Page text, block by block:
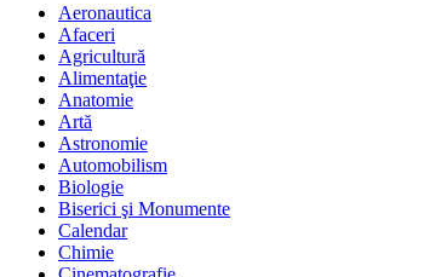
Aeronautica
Afaceri
Agricultură
Alimentaţie
Anatomie
Artă
Astronomie
Automobilism
Biologie
Biserici şi Monumente
Calendar
Chimie